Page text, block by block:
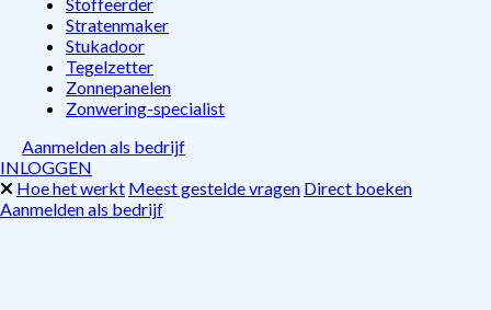
Stratenmaker
Stukadoor
Tegelzetter
Zonnepanelen
Zonwering-specialist
Aanmelden als bedrijf
INLOGGEN
Hoe het werkt Meest gestelde vragen Direct boeken
Aanmelden als bedrijf